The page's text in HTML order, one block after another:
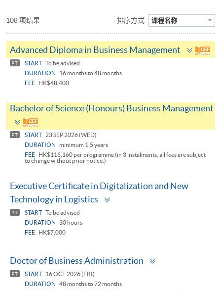
108 项结果 排序方式 课程名称
Advanced Diploma in Business Management
Toggle
panel
PT START To be advised
DURATION
16 months to 48 months
FEE
HK$48,400
Bachelor of Science (Honours) Business Management
Toggle
panel
PT START
23 SEP 2026 (WED)
DURATION
minimum 1.5 years
FEE
HK$116,160 per programme (in 3 instalments, all fees are subject
to change without prior notice.)
Executive Certificate in Digitalization and New
Technology in Logistics
PT START To be advised
DURATION
30 hours
FEE
HK$7,000
Doctor of Business Administration
PT START
16 OCT 2026 (FRI)
DURATION
48 months to 72 months